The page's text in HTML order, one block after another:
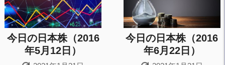
今日の日本株（2016
年5月12日）
今日の日本株（2016
年6月22日）